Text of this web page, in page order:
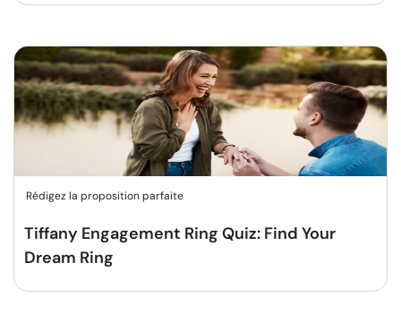
Rédigez la proposition parfaite
Tiffany Engagement Ring Quiz: Find Your
Dream Ring